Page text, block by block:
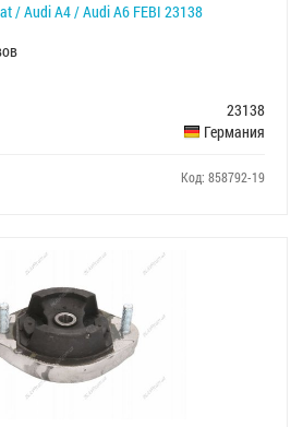
/ Audi A4 / Audi A6 FEBI 23138
23138
Германия
Код: 858792-19